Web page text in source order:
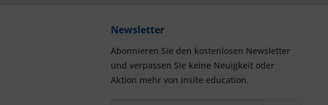
Newsletter
Abonnieren Sie den kostenlosen Newsletter
und verpassen Sie keine Neuigkeit oder
Aktion mehr von insite education.